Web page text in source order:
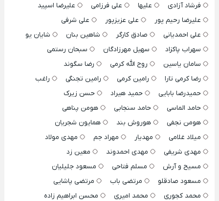
فرشاد آزادی
علیها علی فرزامی
علیرضا اسپید
علیرضا رحیم پور
علی عزیزپور
علی شرفی
علی احمدیانی
صادق کارگر شاهین بنان
شایان یو
سهراب پاکزاد
سهیل مهرزادگان
سبحان رستمی
سامان یاسین
روح الله کرمی
رضا سگوند
رضا کرمی تارا
رامین کرمی رامین تجنگی
راغب
حمیدرضا بابایی
حمید هیراد
حسن زیرک
حامد الماسی
حامد سنجابی
هومن پناهی
هومن نجفی
هوروش بند
همایون شجریان
میلاد غلامی
مهدیار مهراد جم
مهدی مولاد
مهدی شریفی
مهدی احمدوند
معین زد
مسیح و آرش
مسلم فتاحی
مسعود جلیلیان
مسعود صادقلو
مرتضی باب
مرتضی پاشایی
محمد کجوری
محمد امیری
محسن ابراهیم زاده